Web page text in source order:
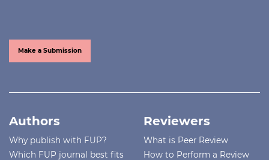
Make a Submission
Authors
Why publish with FUP?
Which FUP journal best fits
Reviewers
What is Peer Review
How to Perform a Review